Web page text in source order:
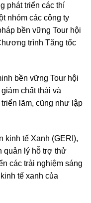
phát triển các thí
nhóm các công ty
bền vững Tour hội
trình Tăng tốc
bền vững Tour hội
chất thải và
lãm, cũng như lập
kinh tế Xanh (GERI),
quản lý hỗ trợ thử
các trải nghiệm sáng
tế xanh của